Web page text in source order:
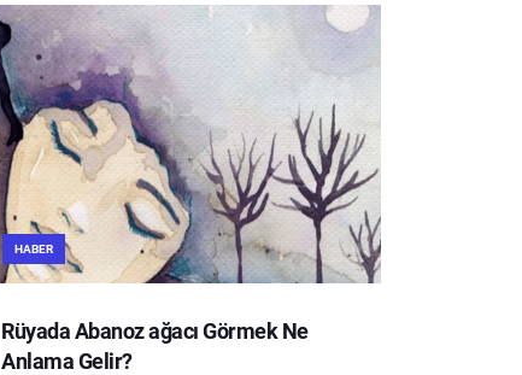
HABER
Rüyada Abanoz ağacı Görmek Ne
Anlama Gelir?